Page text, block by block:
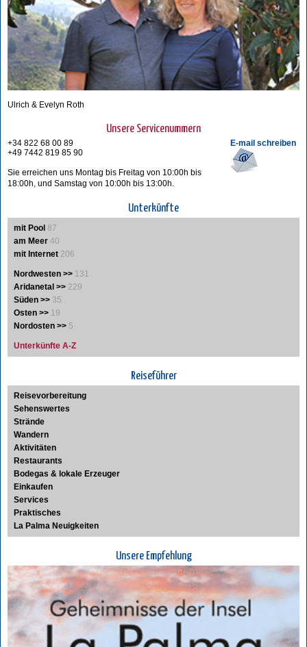
Ulrich & Evelyn Roth
Unsere Servicenummern
E-mail schreiben
+34 822 68 00 89
+49 7442 819 85 90
Sie erreichen uns Montag bis Freitag von 10:00h bis
18:00h, und Samstag von 10:00h bis 13:00h.
Unterkünfte
mit Pool 87
am Meer 40
mit Internet 206
Nordwesten >> 131
Aridanetal >> 229
Süden >> 35
Osten >> 19
Nordosten >> 5
Unterkünfte A-Z
Reiseführer
Reisevorbereitung
Sehenswertes
Strände
Wandern
Aktivitäten
Restaurants
Bodegas & lokale Erzeuger
Einkaufen
Services
Praktisches
La Palma Neuigkeiten
Unsere Empfehlung